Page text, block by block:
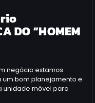
DO “HOMEM
negócio estamos
um bom planejamento e
unidade móvel para